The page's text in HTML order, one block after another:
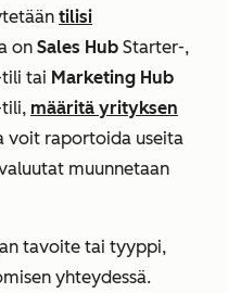
tilisi
on Sales Hub Starter-,
tili tai Marketing Hub
tili, määritä yrityksen
voit raportoida useita
muunnetaan
tavoite tai tyyppi,
yhteydessä.